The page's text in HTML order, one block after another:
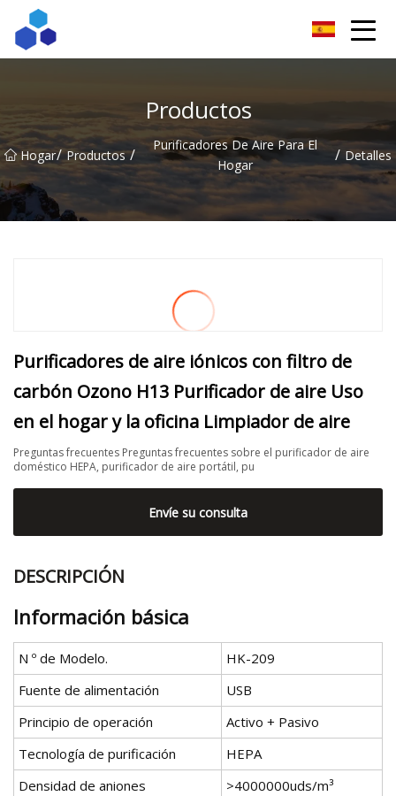
Productos
Hogar/ Productos /
Purificadores De Aire Para El
Hogar
/ Detalles
Purificadores de aire iónicos con filtro de
carbón Ozono H13 Purificador de aire Uso
en el hogar y la oficina Limpiador de aire
Preguntas frecuentes Preguntas frecuentes sobre el purificador de aire
doméstico HEPA, purificador de aire portátil, pu
Envíe su consulta
DESCRIPCIÓN
Información básica
N º de Modelo.
HK-209
Fuente de alimentación
USB
Principio de operación
Activo + Pasivo
Tecnología de purificación
HEPA
Densidad de aniones
>4000000uds/m³